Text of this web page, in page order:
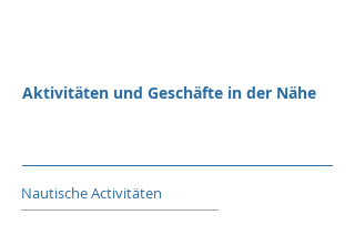
Aktivitäten und Geschäfte in der Nähe
Nautische Activitäten